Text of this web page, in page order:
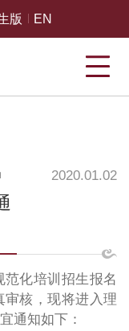
版 EN
2020.01.02
范化培训招生报名
核，现将进入理
通知如下：